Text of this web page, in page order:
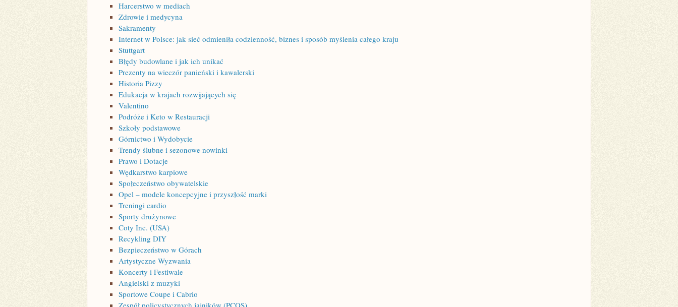
Harcerstwo w mediach
Zdrowie i medycyna
Sakramenty
Internet w Polsce: jak sieć odmieniła codzienność, biznes i sposób myślenia całego kraju
Stuttgart
Błędy budowlane i jak ich unikać
Prezenty na wieczór panieński i kawalerski
Historia Pizzy
Edukacja w krajach rozwijających się
Valentino
Podróże i Keto w Restauracji
Szkoły podstawowe
Górnictwo i Wydobycie
Trendy ślubne i sezonowe nowinki
Prawo i Dotacje
Wędkarstwo karpiowe
Społeczeństwo obywatelskie
Opel – modele koncepcyjne i przyszłość marki
Treningi cardio
Sporty drużynowe
Coty Inc. (USA)
Recykling DIY
Bezpieczeństwo w Górach
Artystyczne Wyzwania
Koncerty i Festiwale
Angielski z muzyki
Sportowe Coupe i Cabrio
Zespół policystycznych jajników (PCOS)